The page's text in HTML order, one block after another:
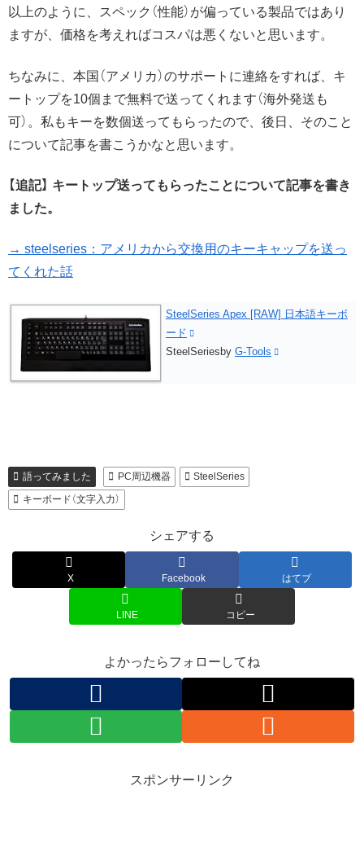
以上のように、スペック（性能）が偏っている製品ではあり
ますが、価格を考えればコスパは悪くないと思います。
ちなみに、本国（アメリカ）のサポートに連絡をすれば、キ
ートップを10個まで無料で送ってくれます（海外発送も
可）。私もキーを数個送ってもらったので、後日、そのこと
について記事を書こうかなと思います。
【追記】 キートップ送ってもらったことについて記事を書き
ました。
→ steelseries：アメリカから交換用のキーキャップを送っ
てくれた話
SteelSeries Apex [RAW] 日本語キーボ
ード
SteelSeriesby G-Tools
語ってみました PC周辺機器
SteelSeries
キーボード（文字入力）
シェアする
X Facebook はてブ
LINE コピー
よかったらフォローしてね
スポンサーリンク